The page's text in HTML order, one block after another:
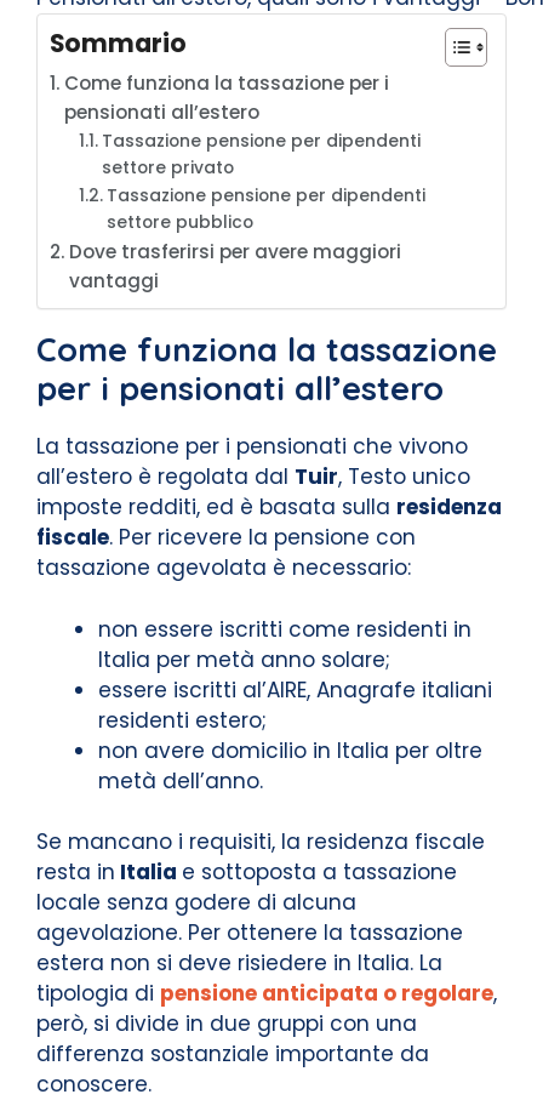
Sommario
Come funziona la tassazione per i
pensionati all’estero
Tassazione pensione per dipendenti
settore privato
Tassazione pensione per dipendenti
settore pubblico
Dove trasferirsi per avere maggiori
vantaggi
Come funziona la tassazione
per i pensionati all’estero
La tassazione per i pensionati che vivono
all’estero è regolata dal Tuir, Testo unico
imposte redditi, ed è basata sulla residenza
fiscale. Per ricevere la pensione con
tassazione agevolata è necessario:
non essere iscritti come residenti in
Italia per metà anno solare;
essere iscritti al’AIRE, Anagrafe italiani
residenti estero;
non avere domicilio in Italia per oltre
metà dell’anno.
Se mancano i requisiti, la residenza fiscale
resta in Italia e sottoposta a tassazione
locale senza godere di alcuna
agevolazione. Per ottenere la tassazione
estera non si deve risiedere in Italia. La
tipologia di pensione anticipata o regolare,
però, si divide in due gruppi con una
differenza sostanziale importante da
conoscere.